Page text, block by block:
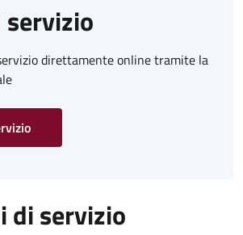
servizio
direttamente online tramite la
di servizio